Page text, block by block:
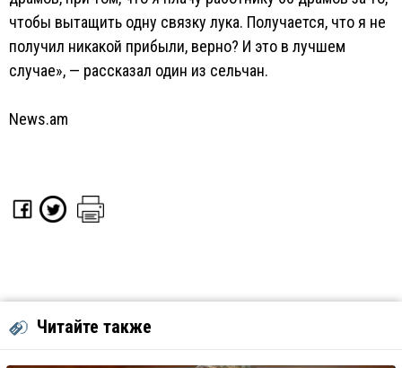
чтобы вытащить одну связку лука. Получается, что я не
получил никакой прибыли, верно? И это в лучшем
случае», — рассказал один из сельчан.
News.am
Читайте также